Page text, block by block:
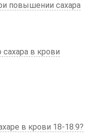
повышении сахара
в крови
в крови 18-18.9?